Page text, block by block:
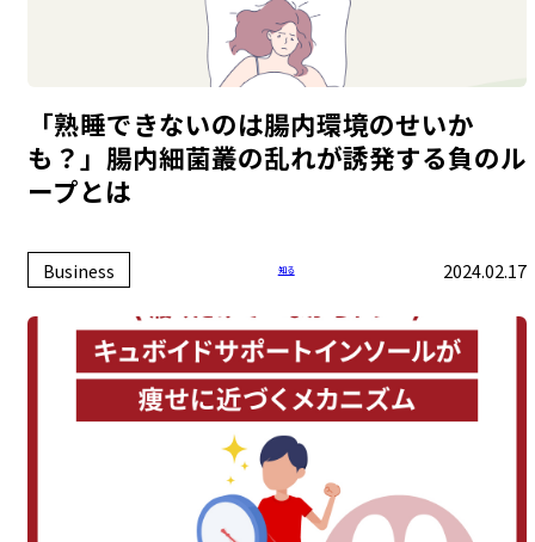
「熟睡できないのは腸内環境のせいか
も？」腸内細菌叢の乱れが誘発する負のル
ープとは
Business 知る 2024.02.17